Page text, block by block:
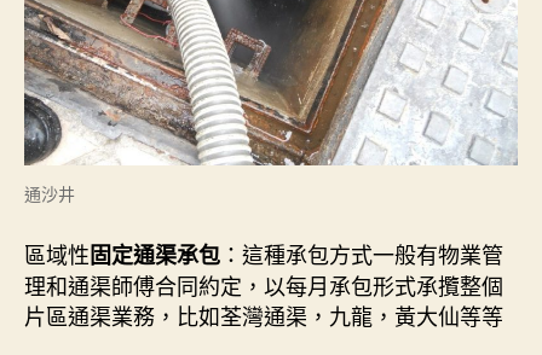
通沙井
區域性固定通渠承包 ：這種承包方式一般有物業管
理和通渠師傅合同約定，以每月承包形式承攬整個
片區通渠業務，比如荃灣通渠，九龍，黃大仙等等